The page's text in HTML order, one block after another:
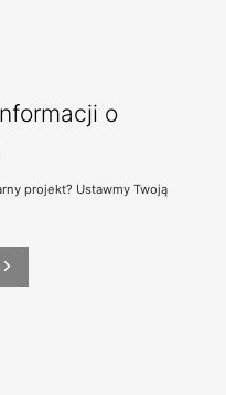
o
projekt? Ustawmy Twoją